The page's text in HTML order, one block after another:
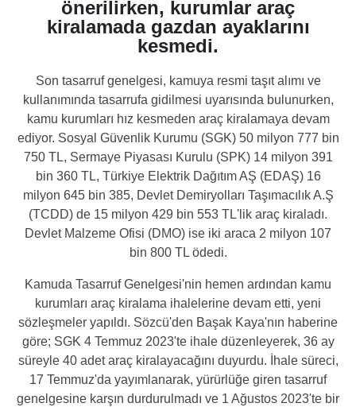
önerilirken, kurumlar araç
kiralamada gazdan ayaklarını
kesmedi.
Son tasarruf genelgesi, kamuya resmi taşıt alımı ve
kullanımında tasarrufa gidilmesi uyarısında bulunurken,
kamu kurumları hız kesmeden araç kiralamaya devam
ediyor. Sosyal Güvenlik Kurumu (SGK) 50 milyon 777 bin
750 TL, Sermaye Piyasası Kurulu (SPK) 14 milyon 391
bin 360 TL, Türkiye Elektrik Dağıtım AŞ (EDAŞ) 16
milyon 645 bin 385, Devlet Demiryolları Taşımacılık A.Ş
(TCDD) de 15 milyon 429 bin 553 TL'lik araç kiraladı.
Devlet Malzeme Ofisi (DMO) ise iki araca 2 milyon 107
bin 800 TL ödedi.
Kamuda Tasarruf Genelgesi'nin hemen ardından kamu
kurumları araç kiralama ihalelerine devam etti, yeni
sözleşmeler yapıldı. Sözcü'den Başak Kaya'nın haberine
göre; SGK 4 Temmuz 2023'te ihale düzenleyerek, 36 ay
süreyle 40 adet araç kiralayacağını duyurdu. İhale süreci,
17 Temmuz'da yayımlanarak, yürürlüğe giren tasarruf
genelgesine karşın durdurulmadı ve 1 Ağustos 2023'te bir